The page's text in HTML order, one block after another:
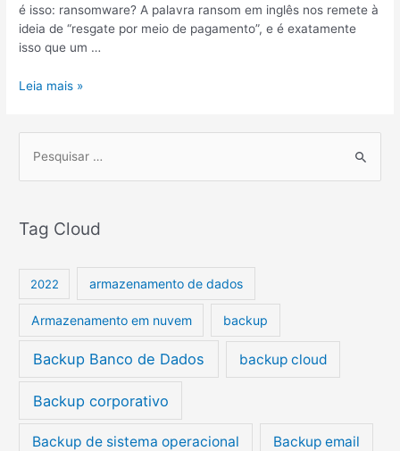
é isso: ransomware? A palavra ransom em inglês nos remete à
ideia de “resgate por meio de pagamento”, e é exatamente
isso que um …
Leia mais »
e
q
s
p
r
Tag Cloud
2022 armazenamento de dados
Armazenamento em nuvem backup
Backup Banco de Dados backup cloud
Backup corporativo
Backup de sistema operacional Backup email